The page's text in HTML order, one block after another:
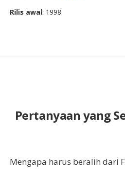
Rilis awal: 1998
Pertanyaan yang
Mengapa harus beralih dari